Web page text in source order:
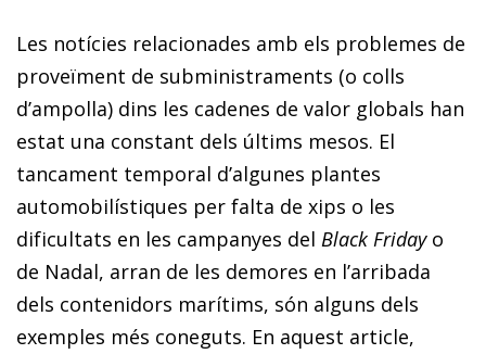
Les notícies relacionades amb els problemes de
proveïment de subministraments (o colls
d’ampolla) dins les cadenes de valor globals han
estat una constant dels últims mesos. El
tancament temporal d’algunes plantes
automobilístiques per falta de xips o les
dificultats en les campanyes del Black Fridayo
de Nadal, arran de les demores en l’arribada
dels contenidors marítims, són alguns dels
exemples més coneguts. En aquest article,